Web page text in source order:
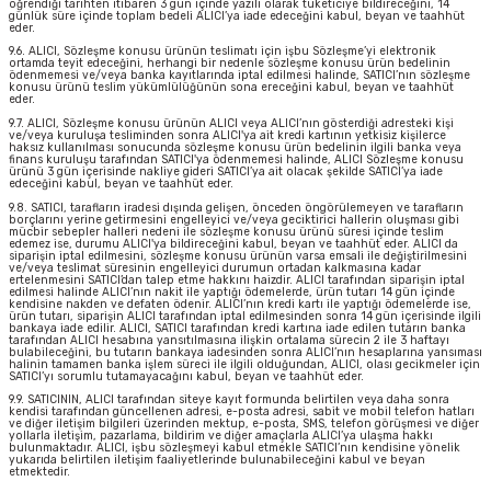
öğrendiği tarihten itibaren 3 gün içinde yazılı olarak tüketiciye bildireceğini, 14
günlük süre içinde toplam bedeli ALICI’ya iade edeceğini kabul, beyan ve taahhüt
eder.
9.6. ALICI, Sözleşme konusu ürünün teslimatı için işbu Sözleşme’yi elektronik
ortamda teyit edeceğini, herhangi bir nedenle sözleşme konusu ürün bedelinin
ödenmemesi ve/veya banka kayıtlarında iptal edilmesi halinde, SATICI’nın sözleşme
konusu ürünü teslim yükümlülüğünün sona ereceğini kabul, beyan ve taahhüt
eder.
9.7. ALICI, Sözleşme konusu ürünün ALICI veya ALICI’nın gösterdiği adresteki kişi
ve/veya kuruluşa tesliminden sonra ALICI'ya ait kredi kartının yetkisiz kişilerce
haksız kullanılması sonucunda sözleşme konusu ürün bedelinin ilgili banka veya
finans kuruluşu tarafından SATICI'ya ödenmemesi halinde, ALICI Sözleşme konusu
ürünü 3 gün içerisinde nakliye gideri SATICI’ya ait olacak şekilde SATICI’ya iade
edeceğini kabul, beyan ve taahhüt eder.
9.8. SATICI, tarafların iradesi dışında gelişen, önceden öngörülemeyen ve tarafların
borçlarını yerine getirmesini engelleyici ve/veya geciktirici hallerin oluşması gibi
mücbir sebepler halleri nedeni ile sözleşme konusu ürünü süresi içinde teslim
edemez ise, durumu ALICI'ya bildireceğini kabul, beyan ve taahhüt eder. ALICI da
siparişin iptal edilmesini, sözleşme konusu ürünün varsa emsali ile değiştirilmesini
ve/veya teslimat süresinin engelleyici durumun ortadan kalkmasına kadar
ertelenmesini SATICI’dan talep etme hakkını haizdir. ALICI tarafından siparişin iptal
edilmesi halinde ALICI’nın nakit ile yaptığı ödemelerde, ürün tutarı 14 gün içinde
kendisine nakden ve defaten ödenir. ALICI’nın kredi kartı ile yaptığı ödemelerde ise,
ürün tutarı, siparişin ALICI tarafından iptal edilmesinden sonra 14 gün içerisinde ilgili
bankaya iade edilir. ALICI, SATICI tarafından kredi kartına iade edilen tutarın banka
tarafından ALICI hesabına yansıtılmasına ilişkin ortalama sürecin 2 ile 3 haftayı
bulabileceğini, bu tutarın bankaya iadesinden sonra ALICI’nın hesaplarına yansıması
halinin tamamen banka işlem süreci ile ilgili olduğundan, ALICI, olası gecikmeler için
SATICI’yı sorumlu tutamayacağını kabul, beyan ve taahhüt eder.
9.9. SATICININ, ALICI tarafından siteye kayıt formunda belirtilen veya daha sonra
kendisi tarafından güncellenen adresi, e-posta adresi, sabit ve mobil telefon hatları
ve diğer iletişim bilgileri üzerinden mektup, e-posta, SMS, telefon görüşmesi ve diğer
yollarla iletişim, pazarlama, bildirim ve diğer amaçlarla ALICI’ya ulaşma hakkı
bulunmaktadır. ALICI, işbu sözleşmeyi kabul etmekle SATICI’nın kendisine yönelik
yukarıda belirtilen iletişim faaliyetlerinde bulunabileceğini kabul ve beyan
etmektedir.